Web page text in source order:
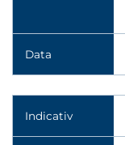
Data
Indicativ